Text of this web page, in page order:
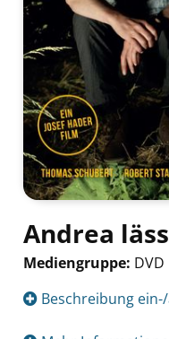
Andrea
Mediengruppe: DVD
Beschreibung